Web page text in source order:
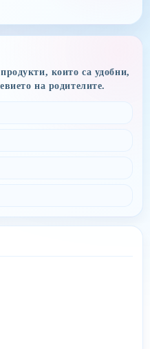
които са удобни,
на родителите.